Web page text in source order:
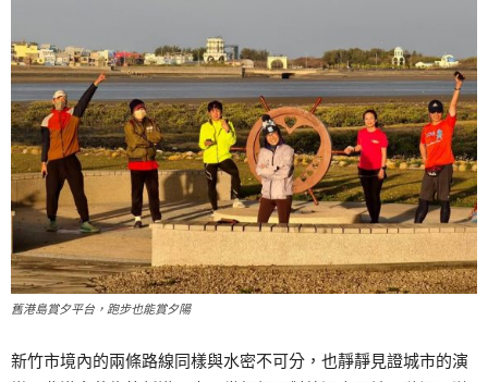
舊港島賞夕平台，跑步也能賞夕陽
新竹市境內的兩條路線同樣與水密不可分，也靜靜見證城市的演